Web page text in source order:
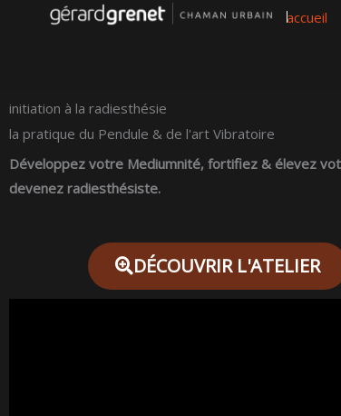
accueil
initiation à la radiesthésie
la pratique du Pendule & de l'art Vibratoire
Développez votre Mediumnité, fortifiez & élevez
devenez radiesthésiste.
DÉCOUVRIR L'ATELIER